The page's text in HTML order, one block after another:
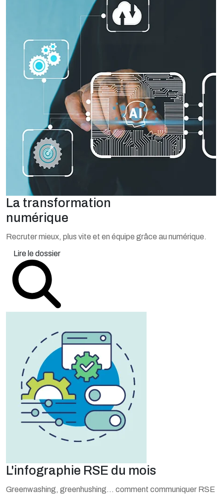
La transformation
numérique
Recruter mieux, plus vite et en équipe grâce au numérique.
Lire le dossier
L'infographie RSE du mois
Greenwashing, greenhushing… comment communiquer RSE